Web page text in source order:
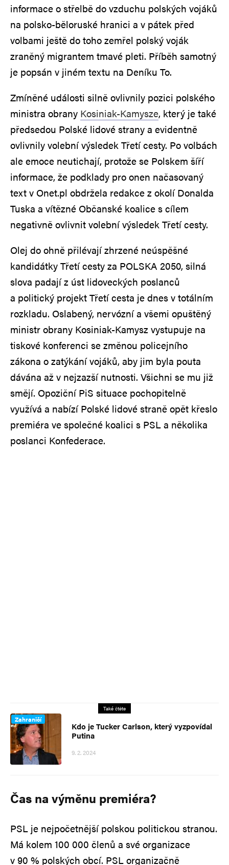
informace o střelbě do vzduchu polských vojáků
na polsko-běloruské hranici a v pátek před
volbami ještě do toho zemřel polský voják
zraněný migrantem tmavé pleti. Příběh samotný
je popsán v jiném textu na Deníku To.
Zmíněné události silně ovlivnily pozici polského
ministra obrany Kosiniak-Kamysze, který je také
předsedou Polské lidové strany a evidentně
ovlivnily volební výsledek Třetí cesty. Po volbách
ale emoce neutichají, protože se Polskem šíří
informace, že podklady pro onen načasovaný
text v Onet.pl obdržela redakce z okolí Donalda
Tuska a vítězné Občanské koalice s cílem
negativně ovlivnit volební výsledek Třetí cesty.
Olej do ohně přilévají zhrzené neúspěšné
kandidátky Třetí cesty za POLSKA 2050, silná
slova padají z úst lidoveckých poslanců
a politický projekt Třetí cesta je dnes v totálním
rozkladu. Oslabený, nervózní a všemi opuštěný
ministr obrany Kosiniak-Kamysz vystupuje na
tiskové konferenci se změnou policejního
zákona o zatýkání vojáků, aby jim byla pouta
dávána až v nejzazší nutnosti. Všichni se mu již
smějí. Opoziční PiS situace pochopitelně
využívá a nabízí Polské lidové straně opět křeslo
premiéra ve společné koalici s PSL a několika
poslanci Konfederace.
Také čtěte
Zahraničí
Kdo je Tucker Carlson, který vyzpovídal
Putina
9. 2. 2024
Čas na výměnu premiéra?
PSL je nejpočetnější polskou politickou stranou.
Má kolem 100 000 členů a své organizace
v 90 % polských obcí. PSL organizačně